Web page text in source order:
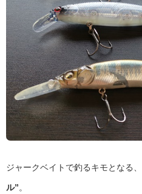
ジャークベイトで釣るキモとなる、
ル”。